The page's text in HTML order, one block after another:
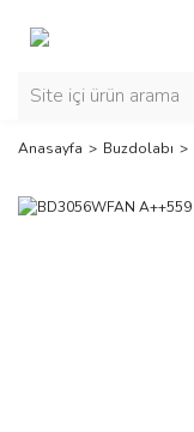
Anasayfa Buzdolabı